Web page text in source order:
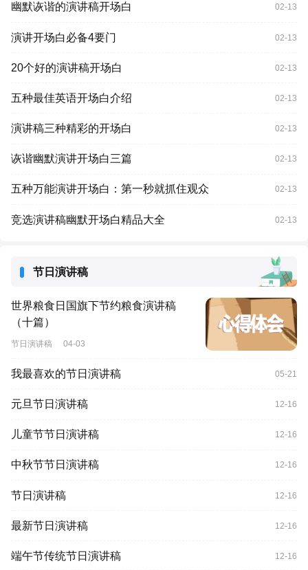
幽默诙谐的演讲稿开场白 02-13
演讲开场白必备4要门 02-13
20个好的演讲稿开场白 02-13
五种最佳英语开场白介绍 02-13
演讲稿三种精彩的开场白 02-13
诙谐幽默演讲开场白三篇 02-13
五种万能演讲开场白：第一秒就抓住观众 02-13
竞选演讲稿幽默开场白精品大全 02-13
节日演讲稿
世界粮食日国旗下节约粮食演讲稿
（十篇）
节日演讲稿 04-03
我最喜欢的节日演讲稿 05-21
元旦节日演讲稿 12-16
儿童节节日演讲稿 12-16
中秋节节日演讲稿 12-16
节日演讲稿 12-16
最新节日演讲稿 12-16
端午节传统节日演讲稿 12-16